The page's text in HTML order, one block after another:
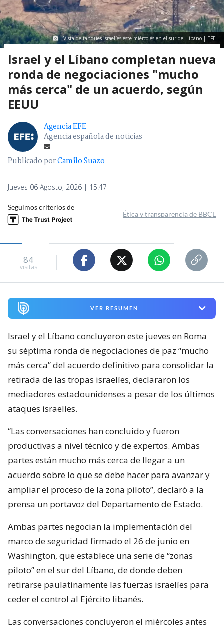
Vista de tanques israelíes este miércoles en el sur del Líbano | EFE
Israel y el Líbano completan nueva
ronda de negociaciones "mucho
más cerca" de un acuerdo, según
EEUU
Agencia EFE
Agencia española de noticias
Publicado porCamilo Suazo
Jueves 06 Agosto, 2026 | 15:47
Seguimos criterios de
Ética y transparencia de BBCL
84
visitas
VER RESUMEN
Israel y el Líbano concluyeron este jueves en Roma
su séptima ronda de negociaciones de paz “mucho
más cerca” del acuerdo definitivo para consolidar la
retirada de las tropas israelíes, declararon los
mediadores estadounidenses a pesar de los últimos
ataques israelíes.
“Las conversaciones han concluido y fueron
productivas a nivel técnico y de expertos. Ambas
partes están mucho más cerca de llegar a un
acuerdo sobre lo que se debe hacer para avanzar y
ampliar el proceso de la zona piloto”, declaró a la
prensa un portavoz del Departamento de Estado.
Ambas partes negocian la implementación del
marco de seguridad firmado el 26 de junio en
Washington, que establece una serie de “zonas
piloto” en el sur del Líbano, de donde deben
retirarse paulatinamente las fuerzas israelíes para
ceder el control al Ejército libanés.
Las conversaciones concluyeron el miércoles antes